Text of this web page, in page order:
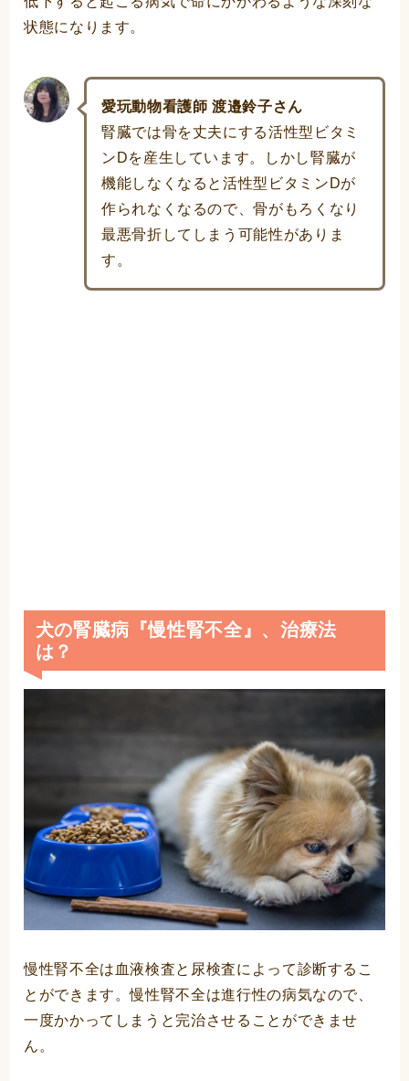
状態になります。
愛玩動物看護師 渡邉鈴子さん
腎臓では骨を丈夫にする活性型ビタミ
ンDを産生しています。しかし腎臓が
機能しなくなると活性型ビタミンDが
作られなくなるので、骨がもろくなり
最悪骨折してしまう可能性がありま
す。
犬の腎臓病『慢性腎不全』、治療法
は？
慢性腎不全は血液検査と尿検査によって診断するこ
とができます。慢性腎不全は進行性の病気なので、
一度かかってしまうと完治させることができませ
ん。